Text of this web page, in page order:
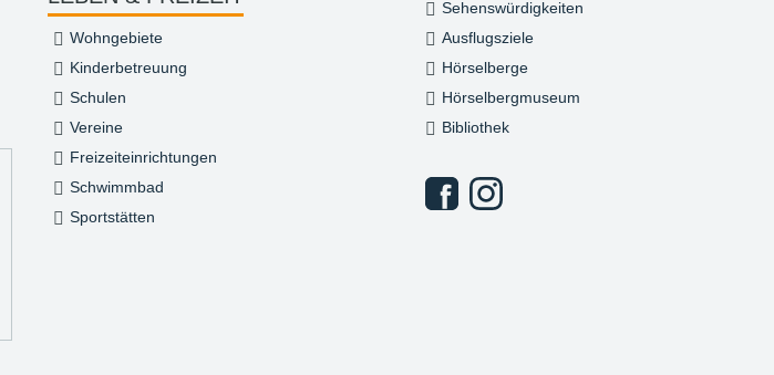
Wohngebiete
Kinderbetreuung
Schulen
Vereine
Freizeiteinrichtungen
Schwimmbad
Sportstätten
Sehenswürdigkeiten
Ausflugsziele
Hörselberge
Hörselbergmuseum
Bibliothek